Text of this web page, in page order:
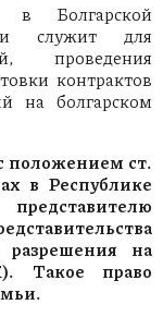
в Болгарской
и служит для
проведения
контрактов
на болгарском
положением ст.
в Республике
разрешения на
Такое право